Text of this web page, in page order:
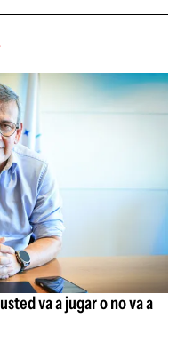
va a jugar o no va a